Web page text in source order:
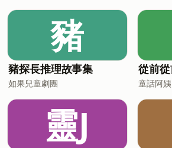
豬
豬探長推理故事集
如果兒童劇團
從前
童話阿姨
靈J